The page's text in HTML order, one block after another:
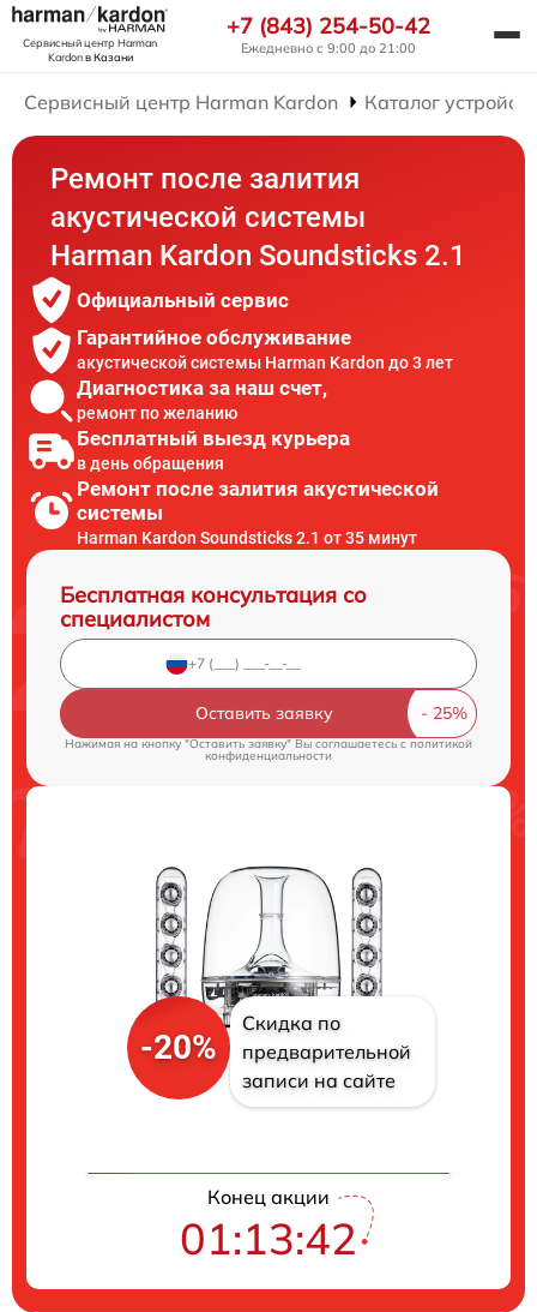
Сервисный центр Harman
Kardonв Казани
+7 (843) 254-50-42
Ежедневно с 9:00 до 21:00
Сервисный центр Harman Kardon Каталог устройств
Ремонт после залития
акустической системы
Harman Kardon Soundsticks 2.1
Официальный сервис
Гарантийное обслуживание
акустической системы Harman Kardon до 3 лет
Диагностика за наш счет,
ремонт по желанию
Бесплатный выезд курьера
в день обращения
Ремонт после залития акустической
системы
Harman Kardon Soundsticks 2.1 от 35 минут
Бесплатная консультация со
специалистом
Оставить заявку
Нажимая на кнопку "Оставить заявку" Вы соглашаетесь cполитикой
конфиденциальности
-20%
Скидка по
предварительной
записи на сайте
Конец акции
01:13:42